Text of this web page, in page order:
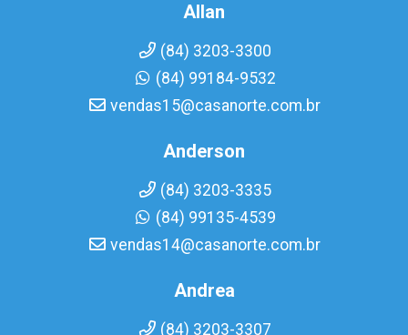
Allan
(84) 3203-3300
(84) 99184-9532
vendas15@casanorte.com.br
Anderson
(84) 3203-3335
(84) 99135-4539
vendas14@casanorte.com.br
Andrea
(84) 3203-3307